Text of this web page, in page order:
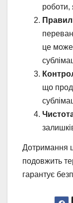
роботи,
це може
що
Дотримання
подовжить
гарантує